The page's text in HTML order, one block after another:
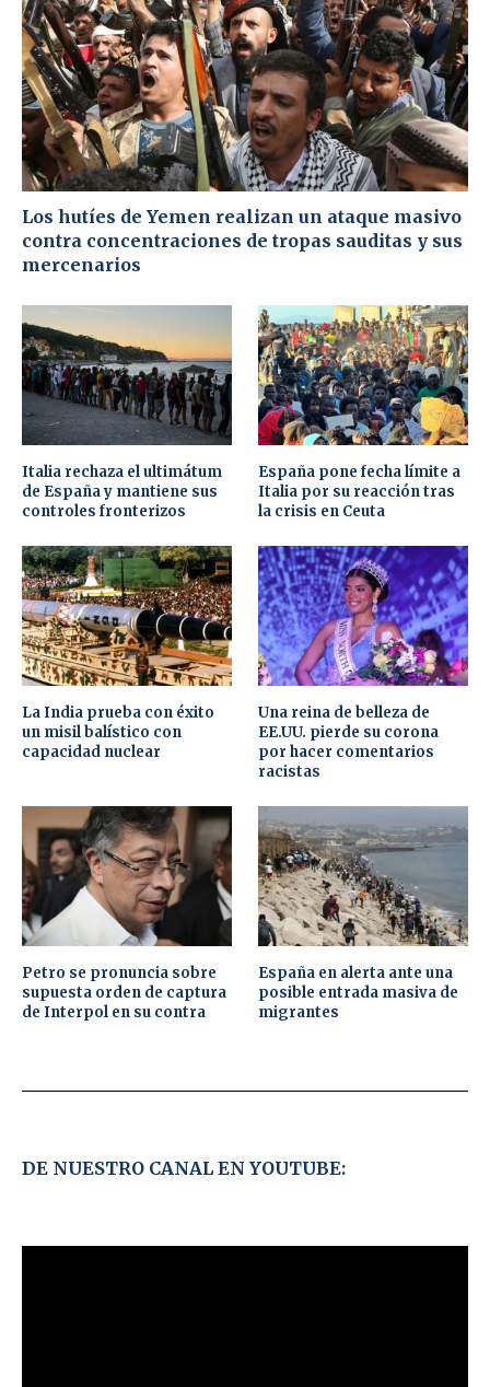
Los hutíes de Yemen realizan un ataque masivo
contra concentraciones de tropas sauditas y sus
mercenarios
Italia rechaza el ultimátum
de España y mantiene sus
controles fronterizos
España pone fecha límite a
Italia por su reacción tras
la crisis en Ceuta
La India prueba con éxito
un misil balístico con
capacidad nuclear
Una reina de belleza de
EE.UU. pierde su corona
por hacer comentarios
racistas
Petro se pronuncia sobre
supuesta orden de captura
de Interpol en su contra
España en alerta ante una
posible entrada masiva de
migrantes
DE NUESTRO CANAL EN YOUTUBE: